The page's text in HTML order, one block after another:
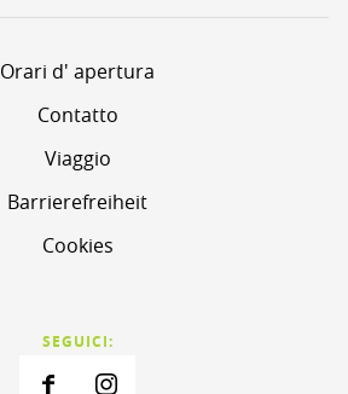
Orari d' apertura
Contatto
Viaggio
Barrierefreiheit
Cookies
SEGUICI: